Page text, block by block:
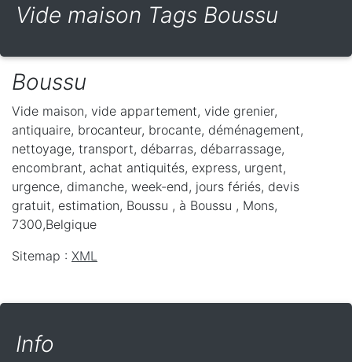
Vide maison Tags Boussu
Boussu
Vide maison, vide appartement, vide grenier,
antiquaire, brocanteur, brocante, déménagement,
nettoyage, transport, débarras, débarrassage,
encombrant, achat antiquités, express, urgent,
urgence, dimanche, week-end, jours fériés, devis
gratuit, estimation, Boussu , à Boussu , Mons,
7300,Belgique
Sitemap : XML
Info